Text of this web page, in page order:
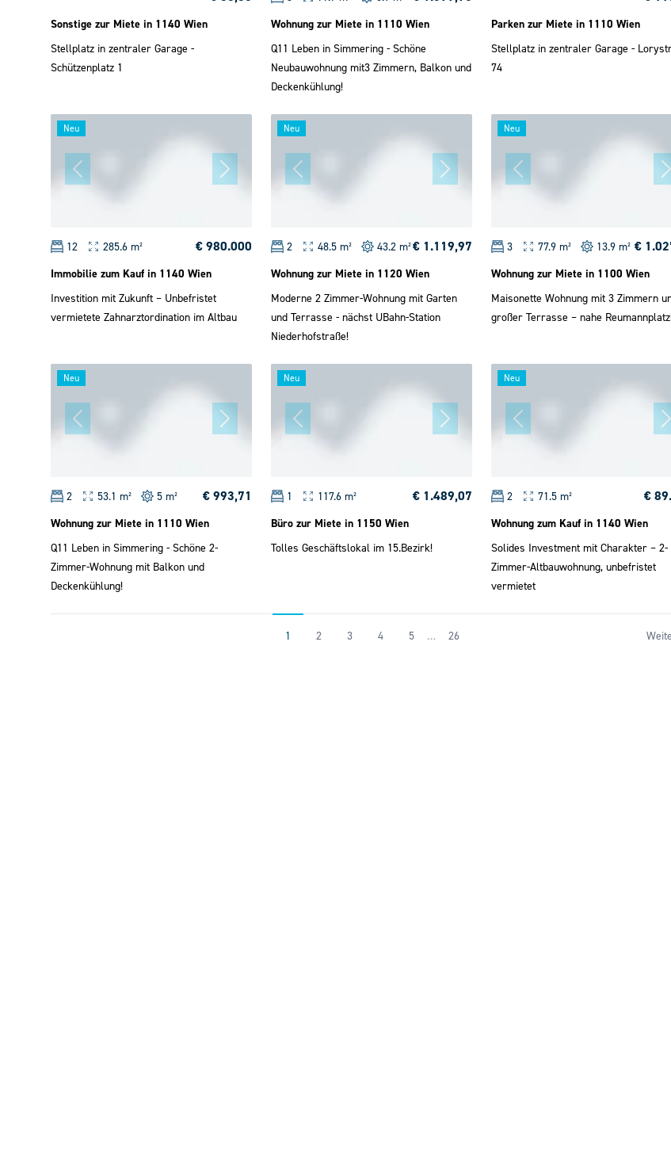
Sonstige zur Miete in 1140 Wien
Stellplatz in zentraler Garage -
Schützenplatz 1
Wohnung zur Miete in 1110 Wien
Q11 Leben in Simmering - Schöne
Neubauwohnung mit3 Zimmern, Balkon und
Deckenkühlung!
Parken zur Miete in 1110 Wien
Stellplatz in zentraler Garage -
74
Neu
12 285.6 m² € 980.000
Immobilie zum Kauf in 1140 Wien
Investition mit Zukunft – Unbefristet
vermietete Zahnarztordination im Altbau
Neu
2 48.5 m² 43.2 m²€ 1.119,97
Wohnung zur Miete in 1120 Wien
Moderne 2 Zimmer-Wohnung mit Garten
und Terrasse - nächst UBahn-Station
Niederhofstraße!
Neu
3 77.9 m² 13.9 m² €
Wohnung zur Miete in 1100 Wien
Maisonette Wohnung mit 3 Zimmern
großer Terrasse – nahe
Neu
2 53.1 m² 5 m² € 993,71
Wohnung zur Miete in 1110 Wien
Q11 Leben in Simmering - Schöne 2-
Zimmer-Wohnung mit Balkon und
Deckenkühlung!
Neu
1 117.6 m² € 1.489,07
Büro zur Miete in 1150 Wien
Tolles Geschäftslokal im 15.Bezirk!
Neu
2 71.5 m² €
Wohnung zum Kauf in 1140 Wien
Solides Investment mit Charakter – 2-
Zimmer-Altbauwohnung, unbefristet
vermietet
1 2 3 4 5 … 26